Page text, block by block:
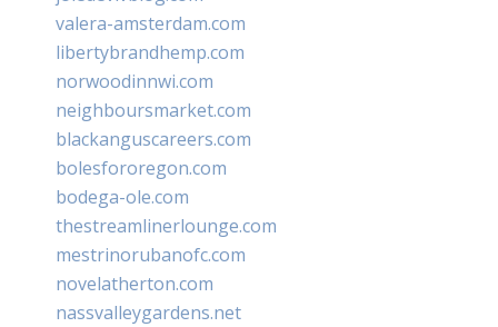
valera-amsterdam.com
libertybrandhemp.com
norwoodinnwi.com
neighboursmarket.com
blackanguscareers.com
bolesfororegon.com
bodega-ole.com
thestreamlinerlounge.com
mestrinorubanofc.com
novelatherton.com
nassvalleygardens.net